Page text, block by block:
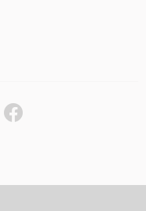
Facebook